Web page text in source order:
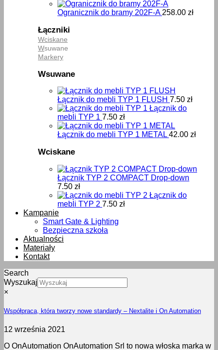
Ogranicznik do bramy 202F-A 258.00 zł
Łączniki
Wciskane
Wsuwane
Markery
Wsuwane
Łącznik do mebli TYP 1 FLUSH 7.50 zł
Łącznik do
mebli TYP 1 7.50 zł
Łącznik do mebli TYP 1 METAL 42.00 zł
Wciskane
Łącznik TYP 2 COMPACT Drop-down
7.50 zł
Łącznik do
mebli TYP 2 7.50 zł
Kampanie
Smart Gate & Lighting
Bezpieczna szkoła
Aktualności
Materiały
Kontakt
Search
Wyszukaj
×
Współpraca, która tworzy nowe standardy – Nextalite i On Automation
12 września 2021
O OnAutomation OnAutomation Srl to nowa włoska marka w